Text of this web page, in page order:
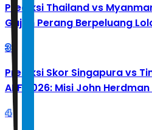
Prediksi Thailand vs
Gajah Perang Berpeluang
3
Prediksi Skor Singapura vs
AFF 2026: Misi John
4